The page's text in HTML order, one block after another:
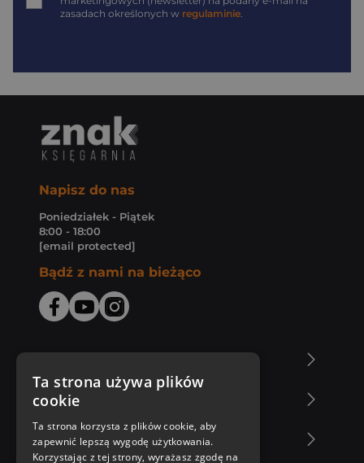
zasadach określonych w regulaminie
Napisz do nas
Poniedziałek - Piątek
8:00 - 18:00
[email protected]
Bądź z nami na bieżąco
Zakupy u nas
Nasza oferta
Ta strona używa plików
cookie
Ta strona korzysta z plików cookie, aby
zapewnić lepszą wygodę użytkowania.
Korzystając z tej strony, wyrażasz zgodę na